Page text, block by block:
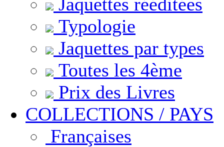
Typologie
Jaquettes par types
Toutes les 4ème
Prix des Livres
COLLECTIONS / PAYS
Françaises